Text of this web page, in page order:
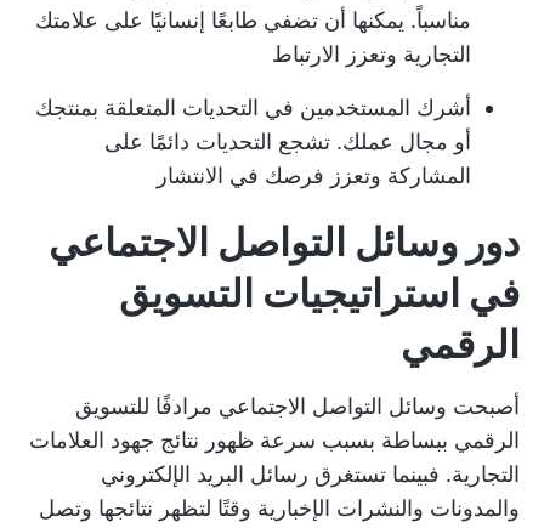
مناسباً. يمكنها أن تضفي طابعًا إنسانيًا على علامتك
التجارية وتعزز الارتباط
أشرك المستخدمين في التحديات المتعلقة بمنتجك
أو مجال عملك. تشجع التحديات دائمًا على
المشاركة وتعزز فرصك في الانتشار
دور وسائل التواصل الاجتماعي
في استراتيجيات التسويق
الرقمي
أصبحت وسائل التواصل الاجتماعي مرادفًا للتسويق
الرقمي ببساطة بسبب سرعة ظهور نتائج جهود العلامات
التجارية. فبينما تستغرق رسائل البريد الإلكتروني
والمدونات والنشرات الإخبارية وقتًا لتظهر نتائجها وتصل